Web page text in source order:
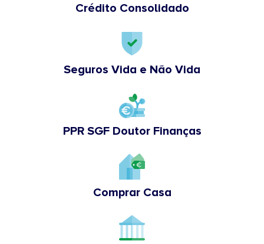
Crédito Consolidado
Seguros Vida e Não Vida
PPR SGF Doutor Finanças
Comprar Casa